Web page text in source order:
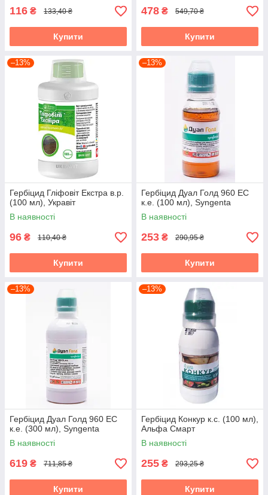
116 ₴ 133,40 ₴
Купити
478 ₴ 549,70 ₴
Купити
–13%
Гербіцид Гліфовіт Екстра в.р.
(100 мл), Укравіт
В наявності
96 ₴ 110,40 ₴
Купити
–13%
Гербіцид Дуал Голд 960 ЕС
к.е. (100 мл), Syngenta
В наявності
253 ₴ 290,95 ₴
Купити
–13%
Гербіцид Дуал Голд 960 ЕС
к.е. (300 мл), Syngenta
В наявності
619 ₴ 711,85 ₴
Купити
–13%
Гербіцид Конкур к.с. (100 мл),
Альфа Смарт
В наявності
255 ₴ 293,25 ₴
Купити